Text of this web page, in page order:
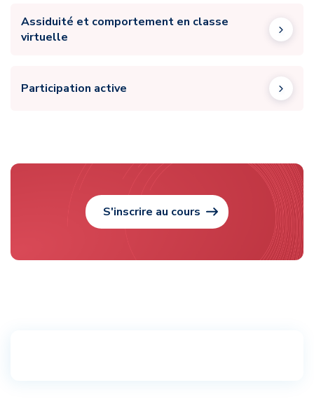
Assiduité et comportement en classe
virtuelle
Participation active
S'inscrire au cours